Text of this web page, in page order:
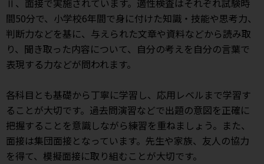
Ⅱ、面接で実施されています。適性検査はそれぞれ試験時
間50分で、小学校6年間で身に付けた知識・技能や思考力、
判断力などを基に、与えられた文章や資料などから読み取
り、聞き取った内容について、自分の考えを自分の言葉で
表現する力などが問われます。
各科目とも基礎から丁寧に学習し、応用レベルまで学習す
ることが大切です。過去問演習などで出題の意図を正確に
把握することを意識しながら練習を重ねましょう。また、
面接は集団面接となっています。先生や家族、友人の協力
を得て、模擬面接に取り組むことが大切です。